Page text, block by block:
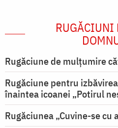
RUGĂCIUNI
Rugăciune de mulţumire
Rugăciune pentru
înaintea icoanei „Potirul
Rugăciunea „Cuvine-se cu